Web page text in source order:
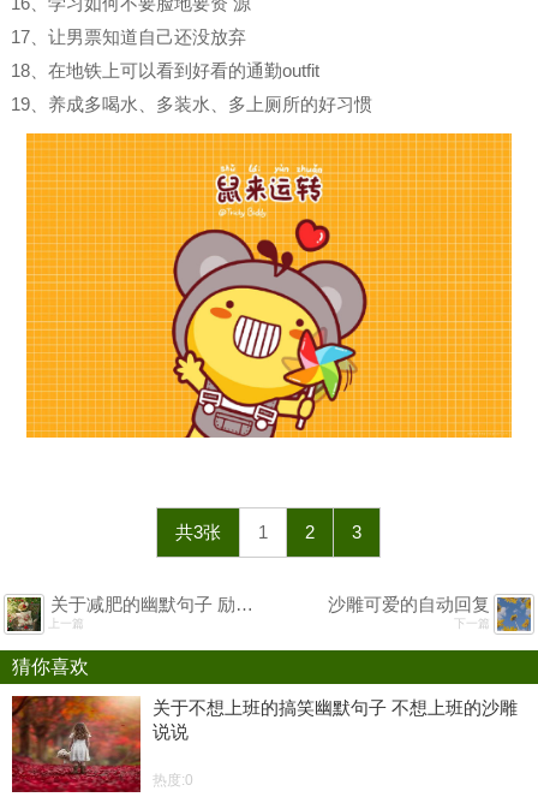
17、让男票知道自己还没放弃
18、在地铁上可以看到好看的通勤outfit
19、养成多喝水、多装水、多上厕所的好习惯
共3张 1 2 3
关于减肥的幽默句子 励志减肥的搞笑句子
上一篇
沙雕可爱的自动回复
下一篇
猜你喜欢
关于不想上班的搞笑幽默句子 不想上班的沙雕
说说
热度:0